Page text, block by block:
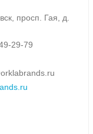
просп. Гая, д.
29-79